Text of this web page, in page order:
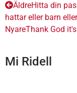
ÄldreHitta din
hattar eller barn
NyareThank God
Mi Ridell